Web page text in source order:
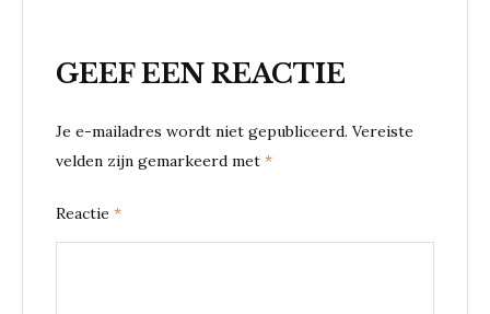
GEEF EEN REACTIE
Je e-mailadres wordt niet gepubliceerd. Vereiste
velden zijn gemarkeerd met *
Reactie *